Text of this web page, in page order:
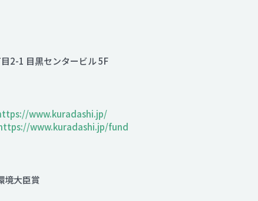
2-1 目黒センタービル 5F
www.kuradashi.jp/
www.kuradashi.jp/fund
境大臣賞